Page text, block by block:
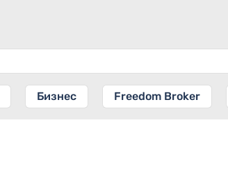
Бизнес Freedom Broker